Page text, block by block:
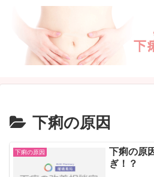
下痢の原因
下痢の原因
下痢の原
ぎ！？